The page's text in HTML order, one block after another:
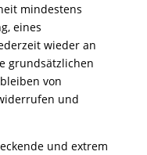
mindestens
eines
wieder an
grundsätzlichen
von
und
und extrem